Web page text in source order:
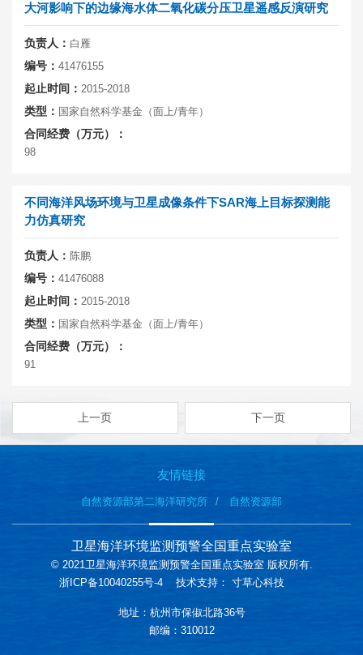
大河影响下的边缘海水体二氧化碳分压卫星遥感反演研究
负责人： 白雁
编号： 41476155
起止时间： 2015-2018
类型： 国家自然科学基金（面上/青年）
合同经费（万元）：
98
不同海洋风场环境与卫星成像条件下SAR海上目标探测能
力仿真研究
负责人： 陈鹏
编号： 41476088
起止时间： 2015-2018
类型： 国家自然科学基金（面上/青年）
合同经费（万元）：
91
上一页 下一页
友情链接
自然资源部第二海洋研究所 自然资源部
卫星海洋环境监测预警全国重点实验室
© 2021卫星海洋环境监测预警全国重点实验室 版权所有.
浙ICP备10040255号-4 技术支持： 寸草心科技
地址：杭州市保俶北路36号
邮编：310012